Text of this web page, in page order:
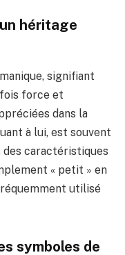
héritage
signifiant
fois force et
dans la
à lui, est souvent
des caractéristiques
« petit » en
utilisé
symboles de